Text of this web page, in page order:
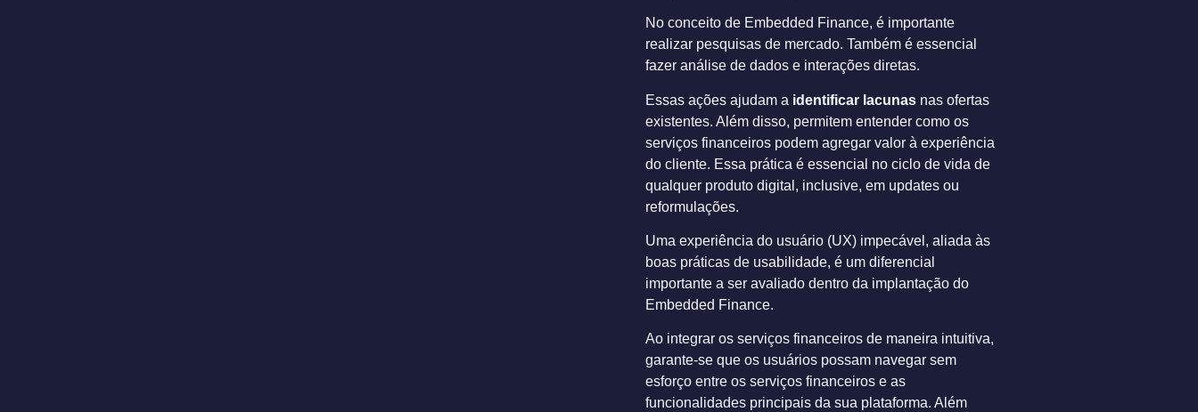
No conceito de Embedded Finance, é importante
realizar pesquisas de mercado. Também é essencial
fazer análise de dados e interações diretas.
Essas ações ajudam a identificar lacunas nas ofertas
existentes. Além disso, permitem entender como os
serviços financeiros podem agregar valor à experiência
do cliente. Essa prática é essencial no ciclo de vida de
qualquer produto digital, inclusive, em updates ou
reformulações.
Uma experiência do usuário (UX) impecável, aliada às
boas práticas de usabilidade, é um diferencial
importante a ser avaliado dentro da implantação do
Embedded Finance.
Ao integrar os serviços financeiros de maneira intuitiva,
garante-se que os usuários possam navegar sem
esforço entre os serviços financeiros e as
funcionalidades principais da sua plataforma. Além